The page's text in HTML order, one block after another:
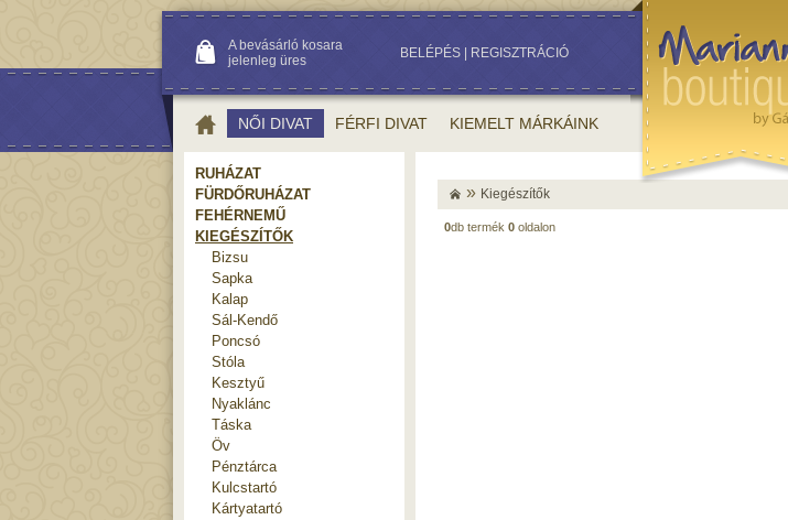
A bevásárló kosara
jelenleg üres
BELÉPÉS REGISZTRÁCIÓ
NŐI DIVAT FÉRFI DIVAT KIEMELT MÁRKÁINK
» Kiegészítők
0db termék 0 oldalon
RUHÁZAT
FÜRDŐRUHÁZAT
FEHÉRNEMŰ
KIEGÉSZÍTŐK
Bizsu
Sapka
Kalap
Sál-Kendő
Poncsó
Stóla
Kesztyű
Nyaklánc
Táska
Öv
Pénztárca
Kulcstartó
Kártyatartó